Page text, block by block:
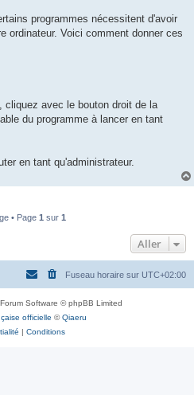
programmes nécessitent d'avoir
ordinateur. Voici comment donner ces
cliquez avec le bouton droit de la
du programme à lancer en tant
en tant qu'administrateur.
• Page 1 sur 1
Aller
Fuseau horaire sur UTC+02:00
Software © phpBB Limited
officielle ©Qiaeru
| Conditions